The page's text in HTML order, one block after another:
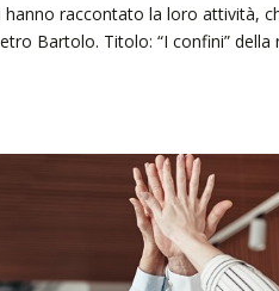
raccontato la loro attività,
Bartolo. Titolo: “I confini”